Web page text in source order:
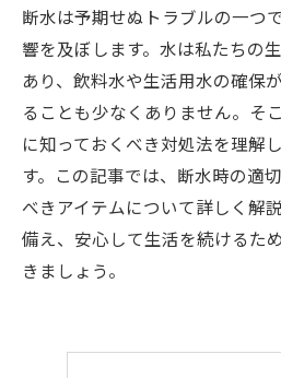
断水は予期せぬトラブルの一つ
響を及ぼします。水は私たちの
あり、飲料水や生活用水の確保
ることも少なくありません。そ
に知っておくべき対処法を理解
す。この記事では、断水時の適
べきアイテムについて詳しく解
備え、安心して生活を続けるた
きましょう。